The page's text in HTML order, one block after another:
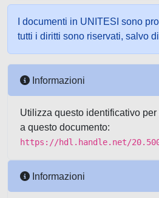
I documenti in UNITESI sono
tutti i diritti sono riservati, salvo
Informazioni
Utilizza questo identificativo
a questo documento:
https://hdl.handle.net/
Informazioni